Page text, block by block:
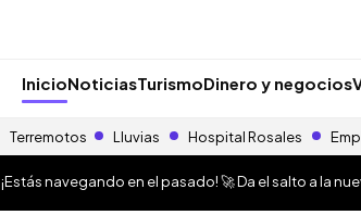
InicioNoticiasTurismoDinero y negocios
Terremotos Lluvias Hospital Rosales
¡Estás navegando en el pasado! 🚀 Da el salto a la